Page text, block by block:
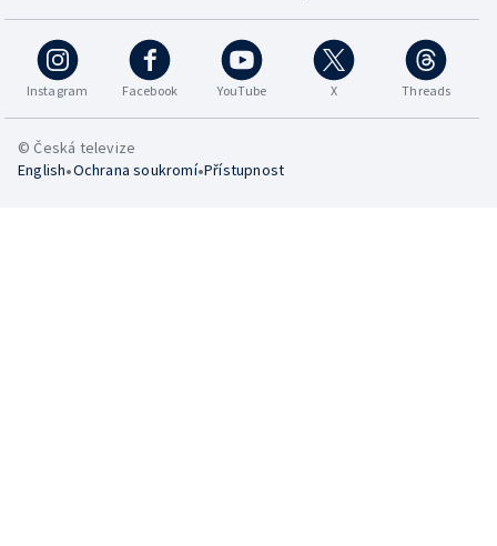
Instagram Facebook YouTube X Threads
© Česká televize
English•Ochrana soukromí•Přístupnost